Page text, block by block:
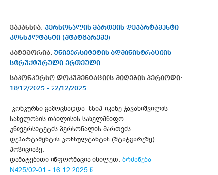
ვაკანსია: პერსონალის მართვის დეპარტამენტი -
კონსულტანტი (შტატგარეშე)
კატეგორია: უნივერსიტეტის ადმინისტრაციის
სტრუქტურული ერთეული
საკონკურსო დოკუმენტაციის მიღების პერიოდი:
18/12/2025 - 22/12/2025
კონკურსი გამოცხადდა სსიპ-ივანე ჯავახიშვილის
სახელობის თბილისის სახელმწიფო
უნივერსიტეტის პერსონალის მართვის
დეპარტამენტის კონსულტანტის (შტატგარეშე)
პოზიციაზე.
დამატებითი ინფორმაცია იხილეთ: ბრძანება
N425/02-01 - 16.12.2025 წ.